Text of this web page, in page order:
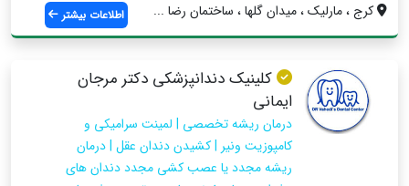
کرج ، مارلیک ، میدان گلها ، ساختمان رضا ... اطلاعات بیشتر
کلینیک دندانپزشکی دکتر مرجان
ایمانی
درمان ریشه تخصصی | لمینت سرامیکی و
کامپوزیت ونیر | کشیدن دندان عقل | درمان
ریشه مجدد یا عصب کشی مجدد دندان های